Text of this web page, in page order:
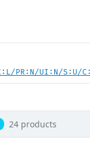
PR:N/UI:N/S:U/
24 products